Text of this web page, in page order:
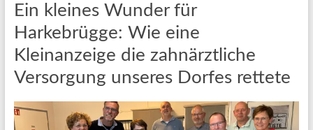
Ein kleines Wunder für
Harkebrügge: Wie eine
Kleinanzeige die zahnärztliche
Versorgung unseres Dorfes rettete